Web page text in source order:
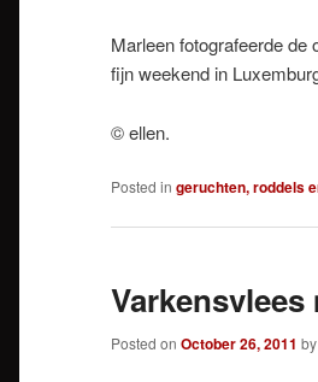
Marleen fotografeerde de
fijn weekend in
© ellen.
Posted in geruchten, roddels
Posted on October 26, 2011 by